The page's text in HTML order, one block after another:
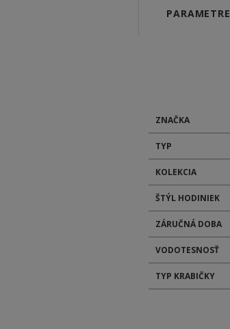
PARAMETRE
ZNAČKA
TYP
KOLEKCIA
ŠTÝL HODINIEK
ZÁRUČNÁ DOBA
VODOTESNOSŤ
TYP KRABIČKY